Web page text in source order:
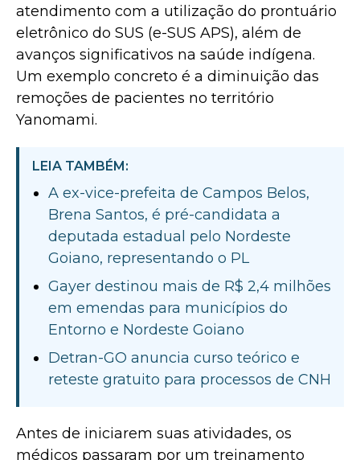
atendimento com a utilização do prontuário
eletrônico do SUS (e-SUS APS), além de
avanços significativos na saúde indígena.
Um exemplo concreto é a diminuição das
remoções de pacientes no território
Yanomami.
LEIA TAMBÉM:
A ex-vice-prefeita de Campos Belos,
Brena Santos, é pré-candidata a
deputada estadual pelo Nordeste
Goiano, representando o PL
Gayer destinou mais de R$ 2,4 milhões
em emendas para municípios do
Entorno e Nordeste Goiano
Detran-GO anuncia curso teórico e
reteste gratuito para processos de CNH
Antes de iniciarem suas atividades, os
médicos passaram por um treinamento